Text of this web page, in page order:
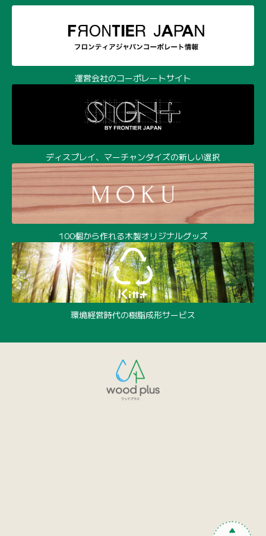
運営会社のコーポレートサイト
ディスプレイ、マーチャンダイズの新しい選択
100個から作れる木製オリジナルグッズ
環境経営時代の樹脂成形サービス